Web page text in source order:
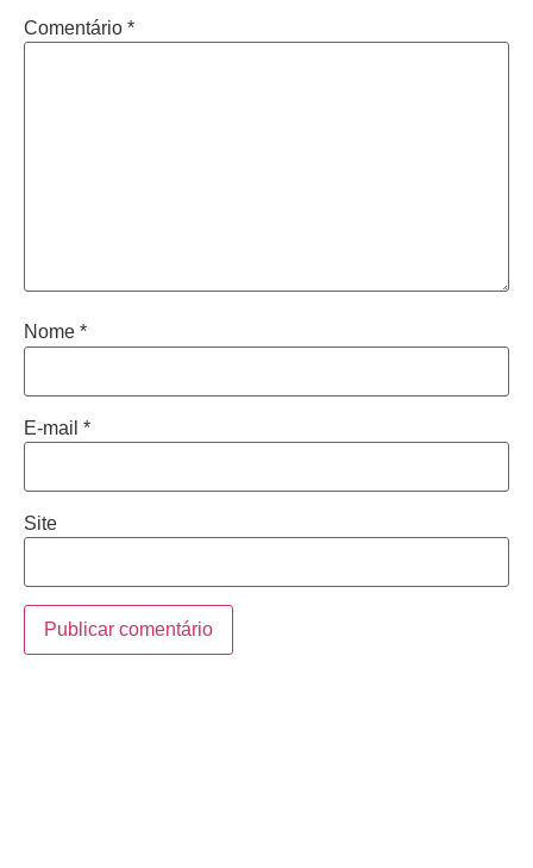
Comentário *
Nome *
E-mail *
Site